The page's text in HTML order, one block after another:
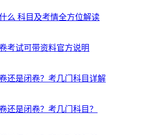
么 科目及考情全方位解读
考试可带资料官方说明
还是闭卷？考几门科目详解
还是闭卷？考几门科目？